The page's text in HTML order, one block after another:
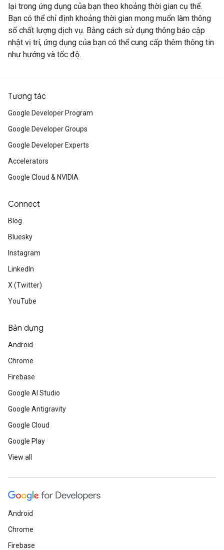
lại trong ứng dụng của bạn theo khoảng thời gian cụ thể.
Bạn có thể chỉ định khoảng thời gian mong muốn làm thông
số chất lượng dịch vụ. Bằng cách sử dụng thông báo cập
nhật vị trí, ứng dụng của bạn có thể cung cấp thêm thông tin
như hướng và tốc độ.
Tương tác
Google Developer Program
Google Developer Groups
Google Developer Experts
Accelerators
Google Cloud & NVIDIA
Connect
Blog
Bluesky
Instagram
LinkedIn
X (Twitter)
YouTube
Bản dựng
Android
Chrome
Firebase
Google AI Studio
Google Antigravity
Google Cloud
Google Play
View all
Android
Chrome
Firebase